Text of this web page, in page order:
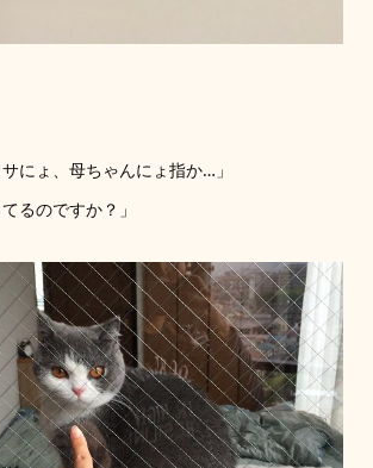
にょ、母ちゃんにょ指か…」
るのですか？」